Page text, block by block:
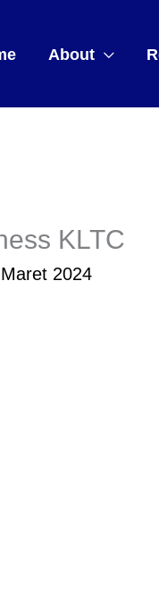
About
KLTC
2024